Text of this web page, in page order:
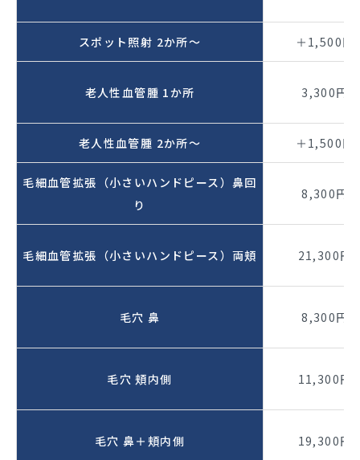
スポット照射 2か所～ ＋1,500円
老人性血管腫 1か所 3,300円
老人性血管腫 2か所～ ＋1,500円
毛細血管拡張（小さいハンドピース）鼻回
り
8,300円
毛細血管拡張（小さいハンドピース）両頬 21,300円
毛穴 鼻 8,300円
毛穴 頬内側 11,300円
毛穴 鼻＋頬内側 19,300円